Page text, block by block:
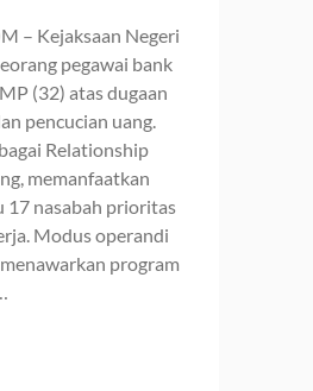
– Kejaksaan Negeri
pegawai bank
(32) atas dugaan
pencucian uang.
Relationship
memanfaatkan
17 nasabah prioritas
Modus operandi
program